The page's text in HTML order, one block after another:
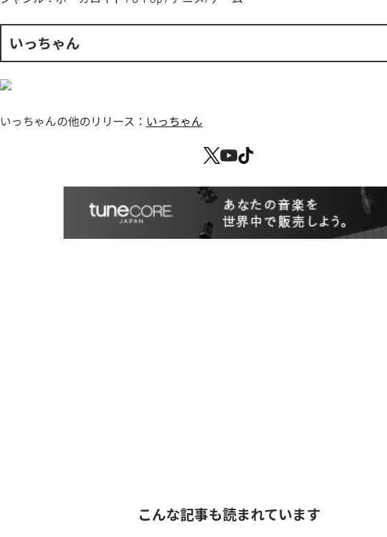
いっちゃん
いっちゃんの他のリリース： いっちゃん
こんな記事も読まれています